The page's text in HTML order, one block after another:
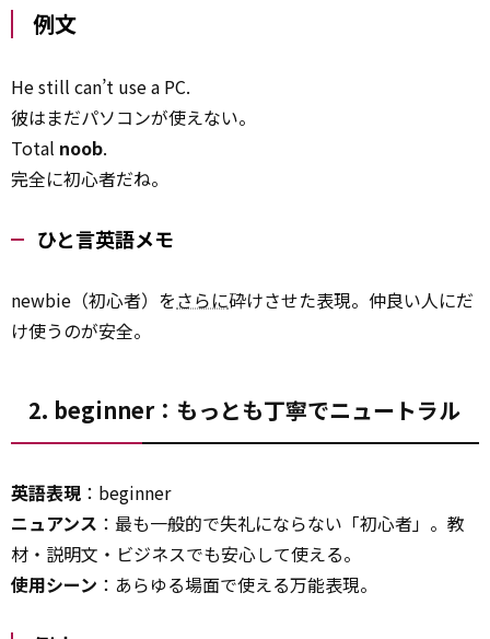
例文
He still can’t use a PC.
彼はまだパソコンが使えない。
Total noob.
完全に初心者だね。
ひと言英語メモ
newbie（初心者）をさらに砕けさせた表現。仲良い人にだ
け使うのが安全。
2. beginner：もっとも丁寧でニュートラル
英語表現 ：beginner
ニュアンス ：最も一般的で失礼にならない「初心者」。教
材・説明文・ビジネスでも安心して使える。
使用シーン ：あらゆる場面で使える万能表現。